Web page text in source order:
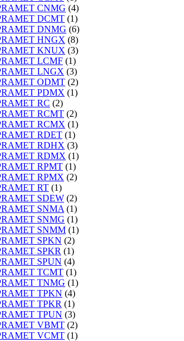
CNMG (4)
DCMT (1)
DNMG (6)
HNGX (8)
KNUX (3)
LCMF (1)
LNGX (3)
ODMT (2)
PDMX (1)
RC (2)
RCMT (2)
RCMX (1)
RDET (1)
RDHX (3)
RDMX (1)
RPMT (1)
RPMX (2)
RT (1)
SDEW (2)
SNMA (1)
SNMG (1)
SNMM (1)
SPKN (2)
SPKR (1)
SPUN (4)
TCMT (1)
TNMG (1)
TPKN (4)
TPKR (1)
TPUN (3)
VBMT (2)
VCMT (1)